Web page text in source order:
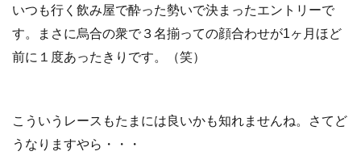
いつも行く飲み屋で酔った勢いで決まったエントリーで
す。まさに烏合の衆で３名揃っての顔合わせが1ヶ月ほど
前に１度あったきりです。（笑）
こういうレースもたまには良いかも知れませんね。さてど
うなりますやら・・・